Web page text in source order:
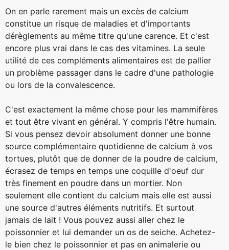
On en parle rarement mais un excès de calcium
constitue un risque de maladies et d'importants
dérèglements au même titre qu'une carence. Et c'est
encore plus vrai dans le cas des vitamines. La seule
utilité de ces compléments alimentaires est de pallier
un problème passager dans le cadre d'une pathologie
ou lors de la convalescence.
C'est exactement la même chose pour les mammifères
et tout être vivant en général. Y compris l'être humain.
Si vous pensez devoir absolument donner une bonne
source complémentaire quotidienne de calcium à vos
tortues, plutôt que de donner de la poudre de calcium,
écrasez de temps en temps une coquille d'oeuf dur
très finement en poudre dans un mortier. Non
seulement elle contient du calcium mais elle est aussi
une source d'autres éléments nutritifs. Et surtout
jamais de lait ! Vous pouvez aussi aller chez le
poissonnier et lui demander un os de seiche. Achetez-
le bien chez le poissonnier et pas en animalerie ou